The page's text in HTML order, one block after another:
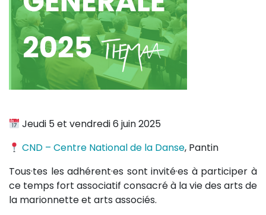
Jeudi 5 et vendredi 6 juin 2025
CND – Centre National de la Danse, Pantin
Tous·tes les adhérent·es sont invité·es à participer à
ce temps fort associatif consacré à la vie des arts de
la marionnette et arts associés.